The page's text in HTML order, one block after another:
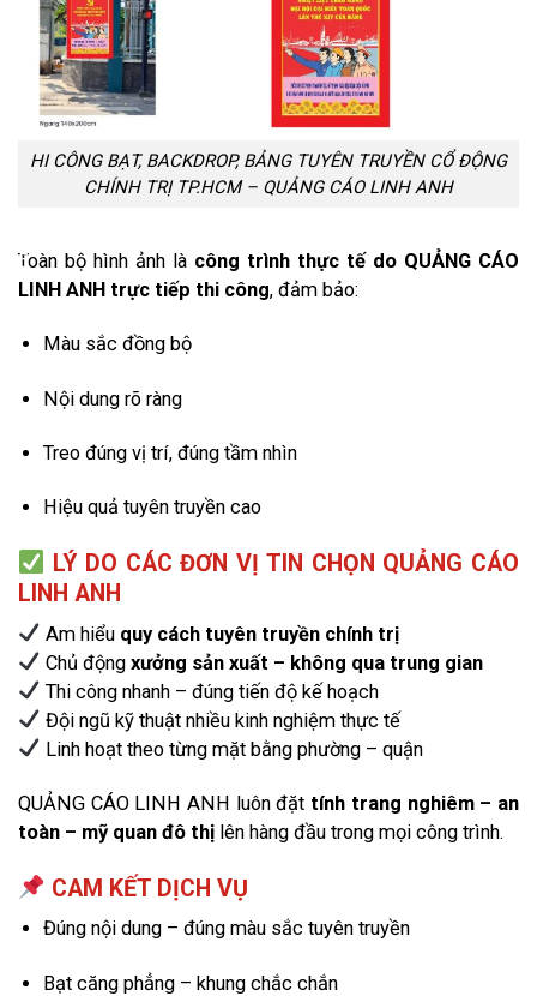
HI CÔNG BẠT, BACKDROP, BẢNG TUYÊN TRUYỀN CỔ ĐỘNG
CHÍNH TRỊ TP.HCM – QUẢNG CÁO LINH ANH
5
Toàn bộ hình ảnh là công trình thực tế do QUẢNG CÁO
LINH ANH trực tiếp thi công, đảm bảo:
Màu sắc đồng bộ
Nội dung rõ ràng
Treo đúng vị trí, đúng tầm nhìn
Hiệu quả tuyên truyền cao
LÝ DO CÁC ĐƠN VỊ TIN CHỌN QUẢNG CÁO
LINH ANH
Am hiểu quy cách tuyên truyền chính trị
Chủ động xưởng sản xuất – không qua trung gian
Thi công nhanh – đúng tiến độ kế hoạch
Đội ngũ kỹ thuật nhiều kinh nghiệm thực tế
Linh hoạt theo từng mặt bằng phường – quận
QUẢNG CÁO LINH ANH luôn đặt tính trang nghiêm – an
toàn – mỹ quan đô thị lên hàng đầu trong mọi công trình.
CAM KẾT DỊCH VỤ
Đúng nội dung – đúng màu sắc tuyên truyền
Bạt căng phẳng – khung chắc chắn